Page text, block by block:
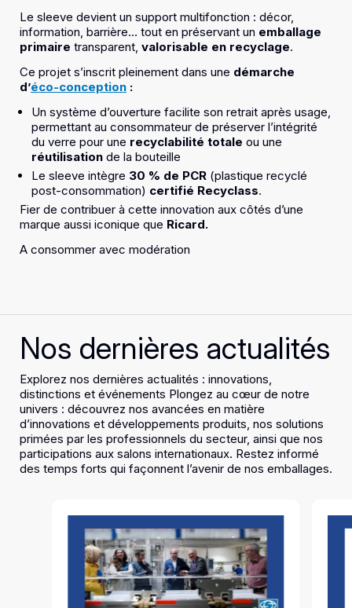
Le sleeve devient un support multifonction : décor,
information, barrière… tout en préservant un emballage
primaire transparent, valorisable en recyclage.
Ce projet s’inscrit pleinement dans une démarche
d’éco-conception :
Un système d’ouverture facilite son retrait après usage,
permettant au consommateur de préserver l’intégrité
du verre pour une recyclabilité totale ou une
réutilisation de la bouteille
Le sleeve intègre 30 % de PCR (plastique recyclé
post-consommation) certifié Recyclass.
Fier de contribuer à cette innovation aux côtés d’une
marque aussi iconique que Ricard.
A consommer avec modération
Nos dernières actualités
Explorez nos dernières actualités : innovations,
distinctions et événements Plongez au cœur de notre
univers : découvrez nos avancées en matière
d’innovations et développements produits, nos solutions
primées par les professionnels du secteur, ainsi que nos
participations aux salons internationaux. Restez informé
des temps forts qui façonnent l’avenir de nos emballages.